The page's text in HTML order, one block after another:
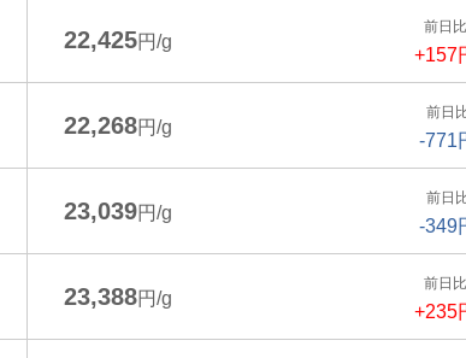
22,425円/g
前日比
+157
22,268円/g
前日
-771
23,039円/g
前日
-349
23,388円/g
前日比
+235